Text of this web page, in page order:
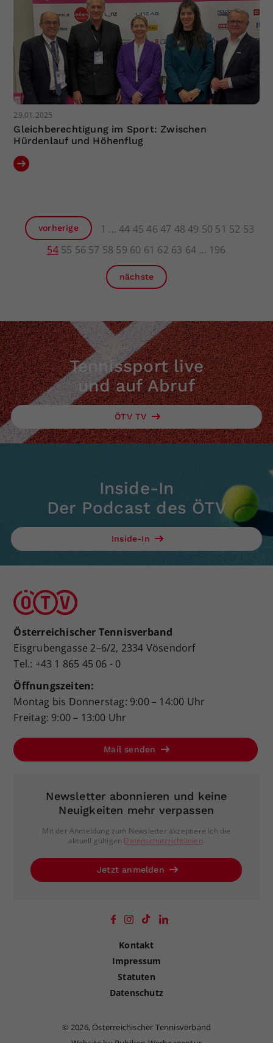
29.01.2025
Gleichberechtigung im Sport: Zwischen
Hürdenlauf und Höhenflug
vorherige 1 44 45 46 47 48 49 50 51 52 53
54 55 56 57 58 59 60 61 62 63 64 196
nächste
Tennissport live
und auf Abruf
ÖTV TV
Inside-In
Der Podcast des ÖTV
Inside-In
Österreichischer Tennisverband
Eisgrubengasse 2–6/2, 2334 Vösendorf
Tel.: +43 1 865 45 06 - 0
Öffnungszeiten:
Montag bis Donnerstag: 9:00 – 14:00 Uhr
Freitag: 9:00 – 13:00 Uhr
Mail senden
Newsletter abonnieren und keine
Neuigkeiten mehr verpassen
Mit der Anmeldung zum Newsletter akzeptiere ich die
aktuell gültigen Datenschutzrichtlinien.
Jetzt anmelden
Kontakt
Impressum
Statuten
Datenschutz
©2026, Österreichischer Tennisverband